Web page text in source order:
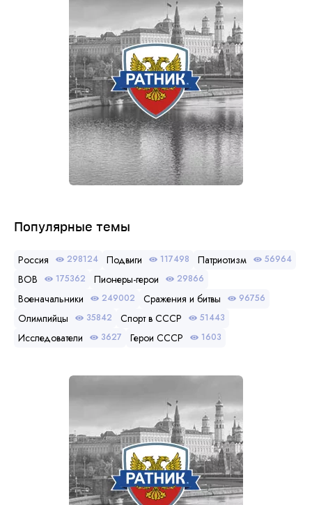
Популярные темы
Россия 298124 Подвиги 117498 Патриотизм 56964
ВОВ 175362 Пионеры-герои 29866
Военачальники 249002 Сражения и битвы 96756
Олимпийцы 35842 Спорт в СССР 51443
Исследователи 3627 Герои СССР 1603